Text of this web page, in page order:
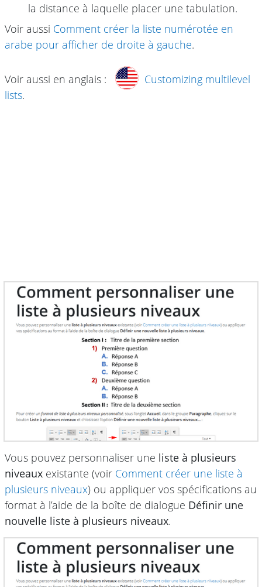
la distance à laquelle placer une tabulation.
Voir aussi Comment créer la liste numérotée en
arabe pour afficher de droite à gauche.
Voir aussi en anglais :
Customizing multilevel
lists.
Vous pouvez personnaliser une liste à plusieurs
niveaux existante (voir Comment créer une liste à
plusieurs niveaux) ou appliquer vos spécifications au
format à l’aide de la boîte de dialogue Définir une
nouvelle liste à plusieurs niveaux.